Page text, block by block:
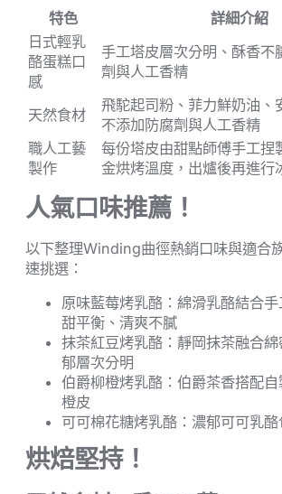
特色
詳細介紹
日式輕乳
酪蛋糕口
感
手工塔皮層次分明、酥香不
劑與人工香精
天然食材
飛駝起司粉、菲力鮮奶油、
不添加防腐劑與人工香精
職人工藝
製作
每份塔皮由甜點師傅手工捏
金烘烤溫度，出爐後再進行
人氣口味推薦！
以下整理Winding曲徑熱銷口味與適合
速挑選：
原味藍莓烤乳酪：綿滑乳酪結合
甜平衡、清爽不膩
抹茶紅豆烤乳酪：靜岡抹茶融合
郁層次分明
伯爵柳橙烤乳酪：伯爵茶香搭配
橙皮
可可棉花糖烤乳酪：濃郁可可乳
烘焙堅持！